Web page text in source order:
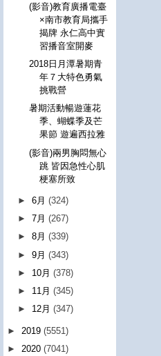
(影音)教育廣播電臺
×南市教育局攜手
揭牌 永仁高中實
習播音室開麥
2018日月潭暑期青
年７大特色勇氣
挑戰營
暑期活動暢遊蓮花
季、蝴蝶季及芒
果節 遊遍西拉雅
(影音)兩男胸悶無心
跳 皆因急性心肌
梗塞所致
►6月(324)
►7月(267)
►8月(339)
►9月(343)
► 10月(378)
► 11月(345)
► 12月(347)
► 2019 (5551)
► 2020 (7041)